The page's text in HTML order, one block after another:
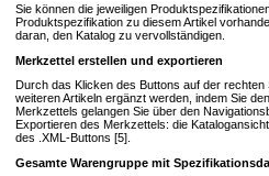
Sie können die jeweiligen
Produktspezifikation zu diesem Artikel
daran, den Katalog zu vervollständigen.
Merkzettel erstellen und exportieren
Durch das Klicken des Buttons auf der
weiteren Artikeln ergänzt werden, indem Sie
Merkzettels gelangen Sie über den
Exportieren des Merkzettels: die
des .XML-Buttons [5].
Gesamte Warengruppe mit